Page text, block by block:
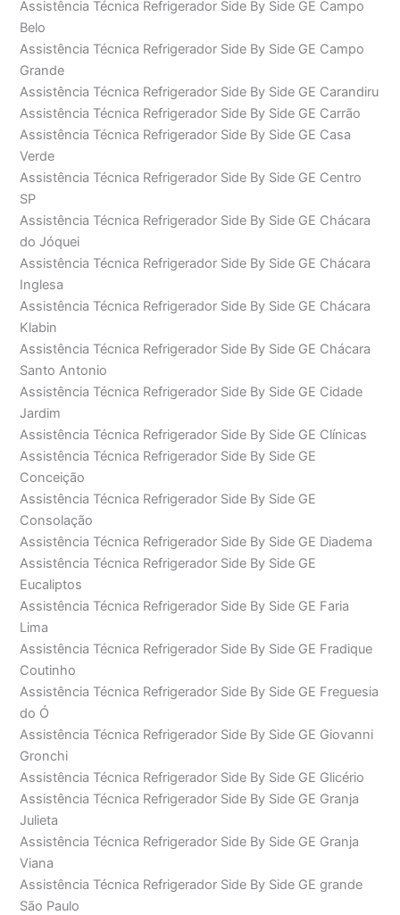
Assistência Técnica Refrigerador Side By Side GE Campo
Belo
Assistência Técnica Refrigerador Side By Side GE Campo
Grande
Assistência Técnica Refrigerador Side By Side GE Carandiru
Assistência Técnica Refrigerador Side By Side GE Carrão
Assistência Técnica Refrigerador Side By Side GE Casa
Verde
Assistência Técnica Refrigerador Side By Side GE Centro
SP
Assistência Técnica Refrigerador Side By Side GE Chácara
do Jóquei
Assistência Técnica Refrigerador Side By Side GE Chácara
Inglesa
Assistência Técnica Refrigerador Side By Side GE Chácara
Klabin
Assistência Técnica Refrigerador Side By Side GE Chácara
Santo Antonio
Assistência Técnica Refrigerador Side By Side GE Cidade
Jardim
Assistência Técnica Refrigerador Side By Side GE Clínicas
Assistência Técnica Refrigerador Side By Side GE
Conceição
Assistência Técnica Refrigerador Side By Side GE
Consolação
Assistência Técnica Refrigerador Side By Side GE Diadema
Assistência Técnica Refrigerador Side By Side GE
Eucaliptos
Assistência Técnica Refrigerador Side By Side GE Faria
Lima
Assistência Técnica Refrigerador Side By Side GE Fradique
Coutinho
Assistência Técnica Refrigerador Side By Side GE Freguesia
do Ó
Assistência Técnica Refrigerador Side By Side GE Giovanni
Gronchi
Assistência Técnica Refrigerador Side By Side GE Glicério
Assistência Técnica Refrigerador Side By Side GE Granja
Julieta
Assistência Técnica Refrigerador Side By Side GE Granja
Viana
Assistência Técnica Refrigerador Side By Side GE grande
São Paulo